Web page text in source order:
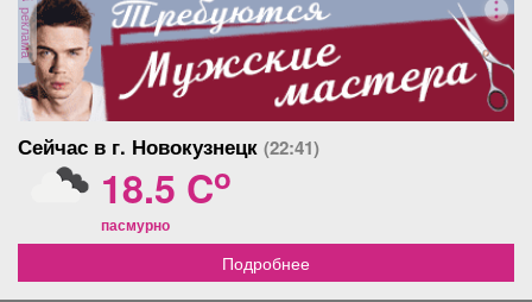
реклама
Сейчас в г. Новокузнецк (22:41)
18.5 Co
пасмурно
Подробнее